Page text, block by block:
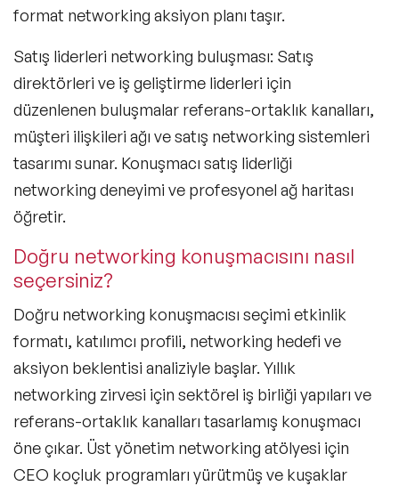
format networking aksiyon planı taşır.
Satış liderleri networking buluşması: Satış
direktörleri ve iş geliştirme liderleri için
düzenlenen buluşmalar referans-ortaklık kanalları,
müşteri ilişkileri ağı ve satış networking sistemleri
tasarımı sunar. Konuşmacı satış liderliği
networking deneyimi ve profesyonel ağ haritası
öğretir.
Doğru networking konuşmacısını nasıl
seçersiniz?
Doğru networking konuşmacısı seçimi etkinlik
formatı, katılımcı profili, networking hedefi ve
aksiyon beklentisi analiziyle başlar. Yıllık
networking zirvesi için sektörel iş birliği yapıları ve
referans-ortaklık kanalları tasarlamış konuşmacı
öne çıkar. Üst yönetim networking atölyesi için
CEO koçluk programları yürütmüş ve kuşaklar
Influencer
Sosyal Medya Projeleri
YouTube Projeleri
Podcast Projeleri
Marka Elçiliği Projeleri
Master Class-Dijital
Master Class-Liderlik
Master Class-Pazarlama
Master Class-Trendler
Master Class-Yönetim & Strateji